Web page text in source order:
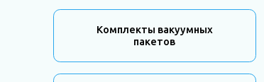
Комплекты вакуумных
пакетов